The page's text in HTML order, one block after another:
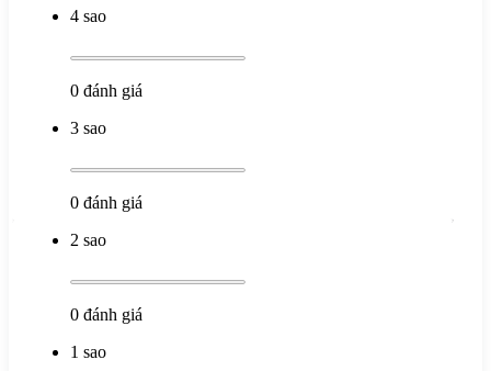
4 sao
0 đánh giá
3 sao
0 đánh giá
2 sao
0 đánh giá
1 sao